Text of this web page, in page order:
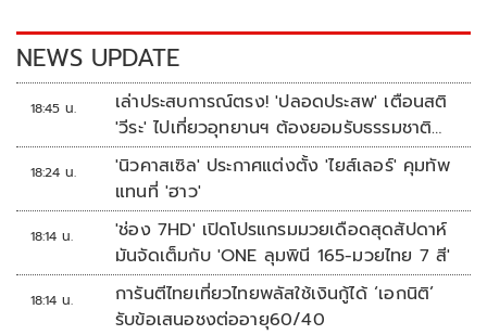
k k
NEWS UPDATE
18:45 น.
เล่าประสบการณ์ตรง! 'ปลอดประสพ' เตือนสติ
'วีระ' ไปเที่ยวอุทยานฯ ต้องยอมรับธรรมชาติ
ดิบๆให้ได้
18:24 น.
'นิวคาสเซิล' ประกาศแต่งตั้ง 'ไยส์เลอร์' คุมทัพ
แทนที่ 'ฮาว'
18:14 น.
'ช่อง 7HD' เปิดโปรแกรมมวยเดือดสุดสัปดาห์
มันจัดเต็มกับ 'ONE ลุมพินี 165-มวยไทย 7 สี'
18:14 น.
การันตีไทยเที่ยวไทยพลัสใช้เงินกู้ได้ ‘เอกนิติ’
รับข้อเสนอชงต่ออายุ60/40